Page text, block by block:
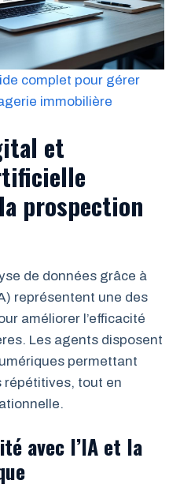
complet pour gérer
immobilière
et
prospection
de données grâce à
représentent une des
améliorer l’efficacité
Les agents disposent
permettant
répétitives, tout en
avec l’IA et la